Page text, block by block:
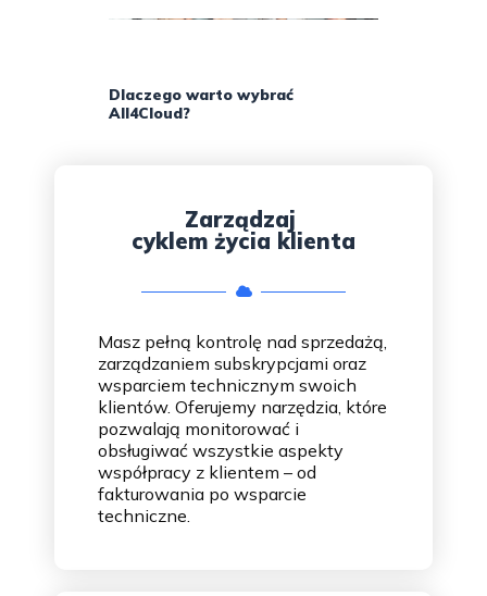
Dlaczego warto wybrać
All4Cloud?
Zarządzaj
cyklem życia klienta
Masz pełną kontrolę nad sprzedażą,
zarządzaniem subskrypcjami oraz
wsparciem technicznym swoich
klientów. Oferujemy narzędzia, które
pozwalają monitorować i
obsługiwać wszystkie aspekty
współpracy z klientem – od
fakturowania po wsparcie
techniczne.